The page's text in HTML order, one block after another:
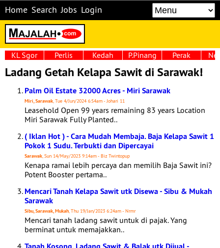
Home Search Jobs Login
KL Sgor Perlis Kedah P.Pinang Perak
Ladang Getah Kelapa Sawit di Sarawak!
Palm Oil Estate 32000 Acres - Miri Sarawak
Miri, Sarawak, Tue 4/Jun/2024 6:54am - Johari 11
Leasehold Open 99 years remaining 83 years Location
Miri Sarawak Fully Planted..
( Iklan Hot ) - Cara Mudah Membaja. Baja Kelapa Sawit 1
Pokok 1 Sudu. Terbukti dan Dipercayai
Sarawak, Sun 14/May/2023 9:14am - Biz Twintopup
Kenapa ramai lebih percaya dan memilih Baja Sawit ini?
Potent Booster pertama..
Mencari Tanah Kelapa Sawit utk Disewa - Sibu & Mukah
Sarawak
Sibu, Sarawak, Mukah, Thu 19/Jan/2023 6:24am - Nrmr
Mencari tanah ladang sawit untuk di pajak. Yang
berminat untuk memajakkan..